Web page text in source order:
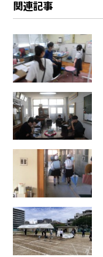
関連記事